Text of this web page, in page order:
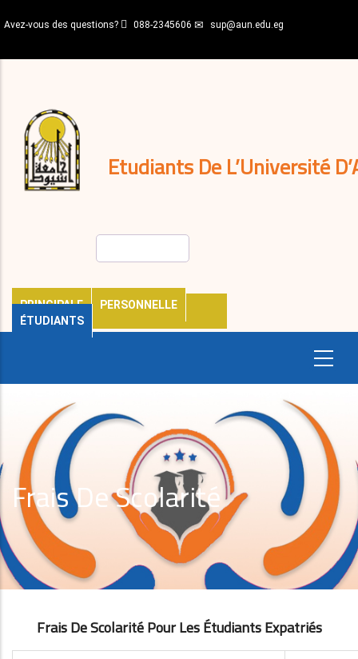
au
principal
Avez-vous des questions? 088-2345606 sup@aun.edu.eg
Etudiants De L’Université
PRINCIPALE
PERSONNELLE
ÉTUDIANTS
décisions
Expatriés
Journal
Frais De Scolarité
Frais De Scolarité Pour Les Étudiants ExpatriÉS